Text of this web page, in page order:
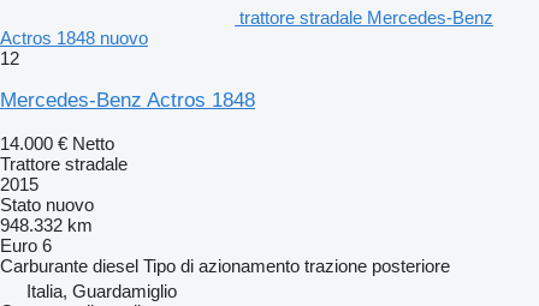
trattore stradale Mercedes-Benz
Actros 1848 nuovo
12
Mercedes-Benz Actros 1848
14.000 € Netto
Trattore stradale
2015
Stato nuovo
948.332 km
Euro 6
Carburante diesel Tipo di azionamento trazione posteriore
Italia, Guardamiglio